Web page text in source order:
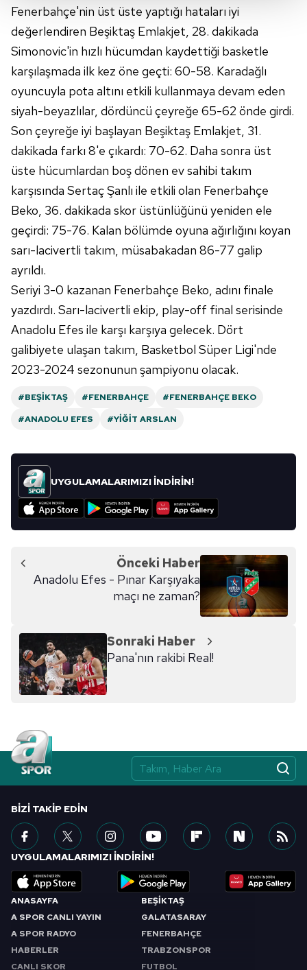
Her halükârda, kullanıcılar, bu çerezlere izin vermedikleri
takdirde, kullanıcılara hedefli reklamlar
gösterilmeyecektir."
Sizlere daha iyi bir hizmet sunabilmek için İnternet
Sitemizde kendimize ve üçüncü kişilere ait çerezler
kullanılmaktadır. Bu çerezler vasıtasıyla çeşitli kişisel
verileriniz işlenmekte olup gerekli olan çerezler bilgi
toplumu hizmetlerinin sunulması amacıyla
kullanılmaktadır. Diğer çerezler, sitemizin daha işlevsel
kılınması ve kişiselleştirilmesi ve sizlere yönelik
reklam/pazarlama faaliyetlerinin yapılması, amaçlarıyla
sınırlı olarak açık rızanız dahilinde kullanılacaktır.
Çerezlere ilişkin tercihlerinizi aşağıda yer alan panel
vasıtasıyla belirleyebilirsiniz. Çerezlere ilişkin detaylı bilgi
için Ayarlar butonuna tıklayabilir,
Metnimiziziyaret edebilirsiniz.
6698 sayılı Kişisel Verilerin Korunması Kanunu uyarınca
hazırlanmış Aydınlatma Metnimizi okumak ve sitemizde
ilgili mevzuata uygun olarak kullanılan çerezlerle ilgili bilgi
almak için lütfentıklayınız .
Fenerbahçe'nin üst üste yaptığı hataları iyi
değerlendiren Beşiktaş Emlakjet, 28. dakikada
Simonovic'in hızlı hücumdan kaydettiği basketle
karşılaşmada ilk kez öne geçti: 60-58. Karadağlı
oyuncuyla pota altını etkili kullanmaya devam eden
siyah-beyazlılar, dördüncü çeyreğe 65-62 önde girdi.
Son çeyreğe iyi başlayan Beşiktaş Emlakjet, 31.
dakikada farkı 8'e çıkardı: 70-62. Daha sonra üst
üste hücumlardan boş dönen ev sahibi takım
karşısında Sertaç Şanlı ile etkili olan Fenerbahçe
Beko, 36. dakikada skor üstünlüğünü yeniden ele
geçirdi: 75-76. Kalan bölümde oyuna ağırlığını koyan
sarı-lacivertli takım, müsabakadan 86-77 galip
ayrıldı.
Seriyi 3-0 kazanan Fenerbahçe Beko, adını finale
yazdırdı. Sarı-lacivertli ekip, play-off final serisinde
Anadolu Efes ile karşı karşıya gelecek. Dört
galibiyete ulaşan takım, Basketbol Süper Ligi'nde
2023-2024 sezonunun şampiyonu olacak.
#BEŞIKTAŞ #FENERBAHÇE
#FENERBAHÇE BEKO
#ANADOLU EFES
#YIĞIT ARSLAN
UYGULAMALARIMIZI İNDİRİN!
Önceki Haber
Anadolu Efes - Pınar Karşıyaka
maçı ne zaman?
Sonraki Haber
Pana'nın rakibi Real!
ANASAYFA
A SPOR CANLI YAYIN
A SPOR RADYO
HABERLER
CANLI SKOR
BEŞİKTAŞ
GALATASARAY
FENERBAHÇE
TRABZONSPOR
FUTBOL
BIZI TAKIP EDIN
UYGULAMALARIMIZI İNDİRİN!